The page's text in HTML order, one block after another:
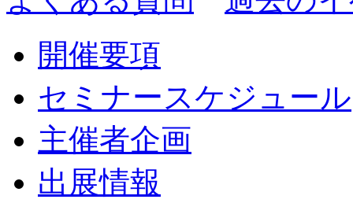
開催要項
セミナースケジュール
主催者企画
出展情報